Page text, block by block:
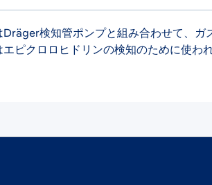
Dräger検知管ポンプと組み合わせて、
エピクロロヒドリンの検知のために使